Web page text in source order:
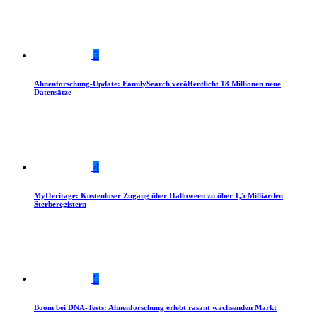
3
Ahnenforschung-Update: FamilySearch veröffentlicht 18 Millionen neue
Datensätze
4
MyHeritage: Kostenloser Zugang über Halloween zu über 1,5 Milliarden
Sterberegistern
5
Boom bei DNA-Tests: Ahnenforschung erlebt rasant wachsenden Markt